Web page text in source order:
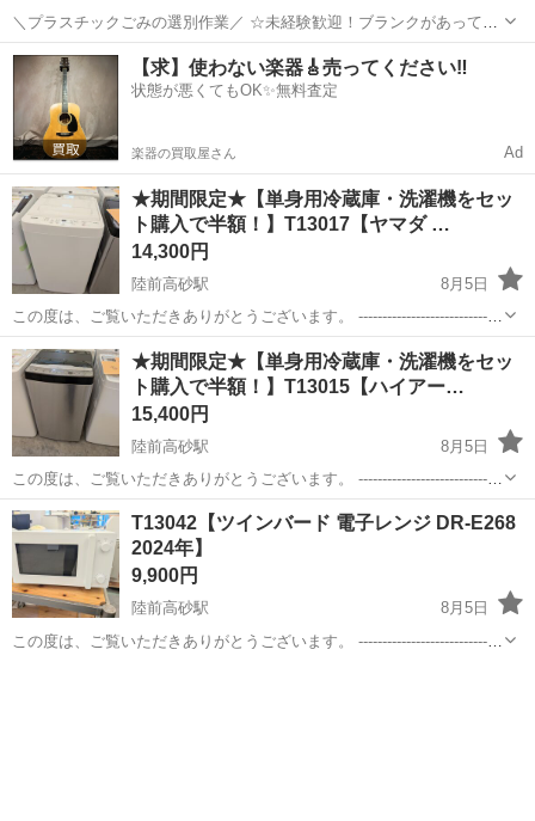
＼プラスチックごみの選別作業／ ☆未経験歓迎！ブランクがあっても
大丈夫◎ カンタンもくもく作業です♪ ＜具体的には…＞ ■ベルトコ
ンベヤーに四角に固めたプラスチックごみのかたまりが流れてくる
→ごみをほぐす →ごみ...
宮城 仙台市 陸前高砂駅 工場
【求】使わない楽器🎸売ってください‼️
状態が悪くてもOK✨無料査定
楽器の買取屋さん Ad
★期間限定★【単身用冷蔵庫・洗濯機をセッ
ト購入で半額！】T13017【ヤマダ …
14,300円
陸前高砂駅
8月5日
この度は、ご覧いただきありがとうございます。 ------------------------------
----------------------------- ★期間限定★【単身用冷蔵庫・洗濯機をセット...
宮城 仙台市 陸前高砂駅 生活家電 ヤマダ
★期間限定★【単身用冷蔵庫・洗濯機をセッ
ト購入で半額！】T13015【ハイアー…
15,400円
陸前高砂駅
8月5日
この度は、ご覧いただきありがとうございます。 ------------------------------
----------------------------- ★期間限定★【単身用冷蔵庫・洗濯機をセット...
宮城 仙台市 陸前高砂駅 生活家電 半額
T13042【ツインバード 電子レンジ DR-E268
2024年】
9,900円
陸前高砂駅
8月5日
この度は、ご覧いただきありがとうございます。 ------------------------------